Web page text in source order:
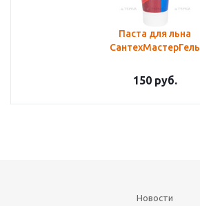
Паста для льна
СантехМастерГель
150руб.
Новости